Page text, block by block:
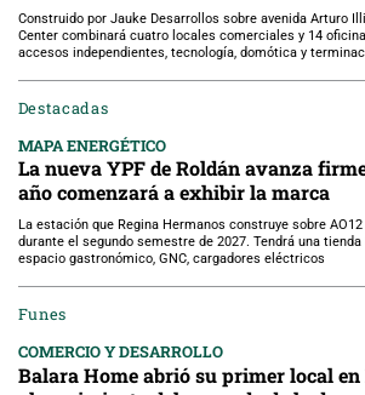
Construido por Jauke Desarrollos sobre avenida Arturo
Center combinará cuatro locales comerciales y 14
accesos independientes, tecnología, domótica y
Destacadas
MAPA ENERGÉTICO
La nueva YPF de Roldán avanza
año comenzará a exhibir la marca
La estación que Regina Hermanos construye sobre
durante el segundo semestre de 2027. Tendrá una
espacio gastronómico, GNC, cargadores eléctricos
Funes
COMERCIO Y DESARROLLO
Balara Home abrió su primer local